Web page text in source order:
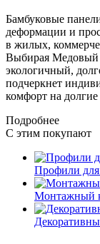
Бамбуковые
деформации и
в жилых,
Выбирая Медовый
экологичный,
подчеркнет
комфорт на
Подробнее
С этим покупают
Профили для
Монтажный